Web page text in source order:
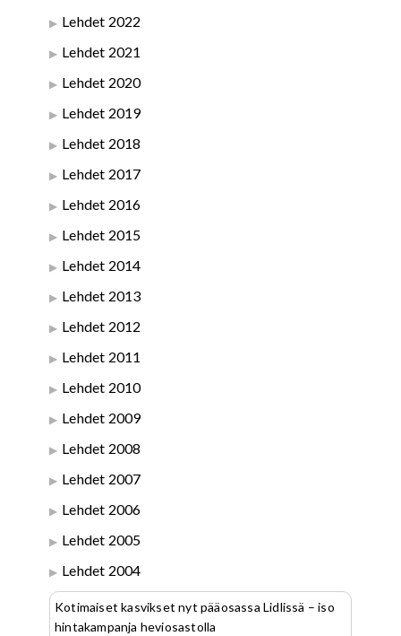
Lehdet 2022
Lehdet 2021
Lehdet 2020
Lehdet 2019
Lehdet 2018
Lehdet 2017
Lehdet 2016
Lehdet 2015
Lehdet 2014
Lehdet 2013
Lehdet 2012
Lehdet 2011
Lehdet 2010
Lehdet 2009
Lehdet 2008
Lehdet 2007
Lehdet 2006
Lehdet 2005
Lehdet 2004
Kotimaiset kasvikset nyt pääosassa Lidlissä – iso
hintakampanja heviosastolla